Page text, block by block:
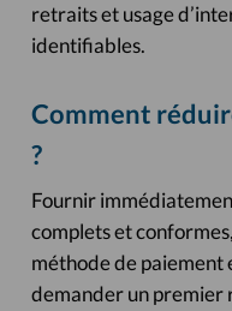
retraits et usage
identifiables.
Comment
?
Fournir
complets et
méthode de
demander un